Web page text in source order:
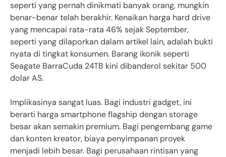
seperti yang pernah dinikmati banyak orang, mungkin
benar-benar telah berakhir. Kenaikan harga hard drive
yang mencapai rata-rata 46% sejak September,
seperti yang dilaporkan dalam artikel lain, adalah bukti
nyata di tingkat konsumen. Barang ikonik seperti
Seagate BarraCuda 24TB kini dibanderol sekitar 500
dolar AS.
Implikasinya sangat luas. Bagi industri gadget, ini
berarti harga smartphone flagship dengan storage
besar akan semakin premium. Bagi pengembang game
dan konten kreator, biaya penyimpanan proyek
menjadi lebih besar. Bagi perusahaan rintisan yang